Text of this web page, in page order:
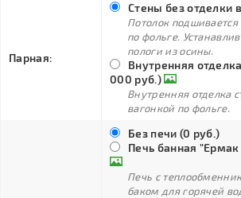
Парная:
Стены без отделки
Потолок
по фольге.
пологи из осины.
Внутренняя
000 руб.)
Внутренняя отделка
вагонкой по фольге.
Без печи (0 руб.)
Печь банная
Печь с
баком для горячей